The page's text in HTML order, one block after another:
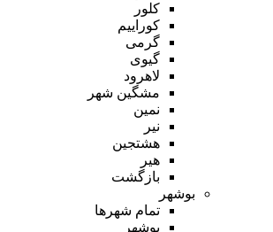
کلور
کوراییم
گرمی
گیوی
لاهرود
مشگین شهر
نمین
نیر
هشتجین
هیر
بازگشت
بوشهر
تمام شهر‌ها
بوشهر